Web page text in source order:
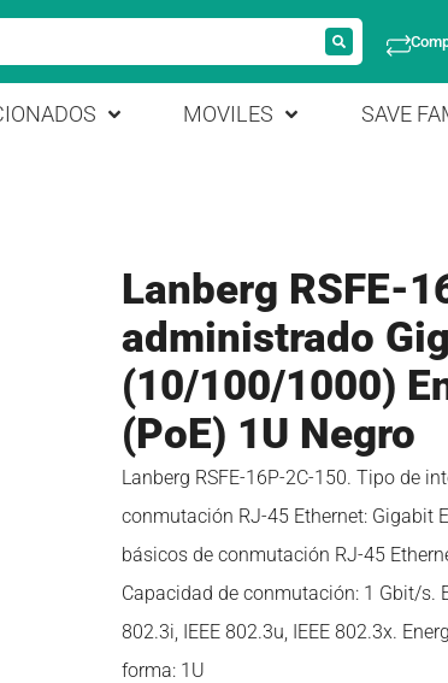
MOVILES SAVE
Lanberg RSFE-
administrado
(10/100/1000)
(PoE) 1U Negro
Lanberg RSFE-16P-2C-150. Tipo de
conmutación RJ-45 Ethernet: Gigabit
básicos de conmutación RJ-45
Capacidad de conmutación: 1 Gbit/s.
802.3i, IEEE 802.3u, IEEE 802.3x.
forma: 1U